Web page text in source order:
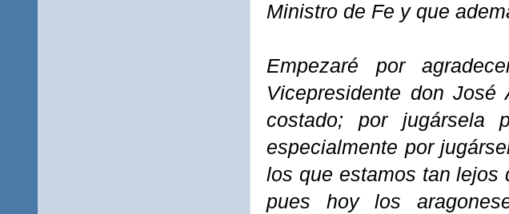
Ministro de Fe y que
Empezaré por
Vicepresidente don
costado; por jugársela
especialmente por
los que estamos tan lejos
pues hoy los